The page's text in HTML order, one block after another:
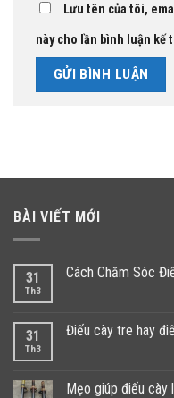
Lưu tên của tôi,
này cho lần bình luận kế
BÀI VIẾT MỚI
31
Th3
Cách Chăm Sóc
31
Th3
Điếu cày tre hay
Mẹo giúp điếu cày